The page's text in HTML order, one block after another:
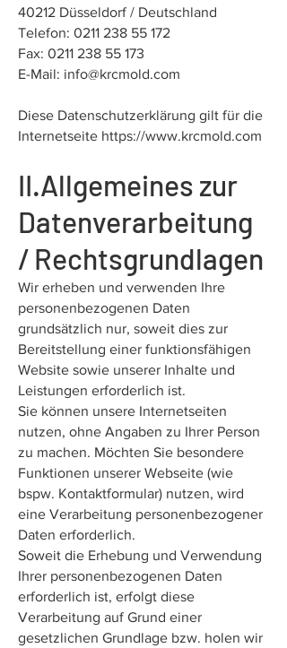
40212 Düsseldorf / Deutschland
Telefon: 0211 238 55 172
Fax: 0211 238 55 173
E-Mail: info@krcmold.com
Diese Datenschutzerklärung gilt für die
Internetseite https://www.krcmold.com
II.Allgemeines zur
Datenverarbeitung
/ Rechtsgrundlagen
Wir erheben und verwenden Ihre
personenbezogenen Daten
grundsätzlich nur, soweit dies zur
Bereitstellung einer funktionsfähigen
Website sowie unserer Inhalte und
Leistungen erforderlich ist.
Sie können unsere Internetseiten
nutzen, ohne Angaben zu Ihrer Person
zu machen. Möchten Sie besondere
Funktionen unserer Webseite (wie
bspw. Kontaktformular) nutzen, wird
eine Verarbeitung personenbezogener
Daten erforderlich.
Soweit die Erhebung und Verwendung
Ihrer personenbezogenen Daten
erforderlich ist, erfolgt diese
Verarbeitung auf Grund einer
gesetzlichen Grundlage bzw. holen wir